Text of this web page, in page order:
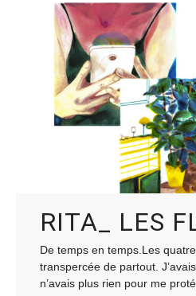
RITA_ LES
De temps en temps.Les
transpercée de partout.
n’avais plus rien pour me